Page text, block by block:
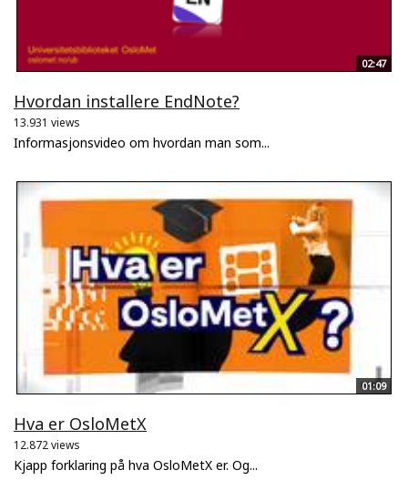
02:47
Hvordan installere EndNote?
13.931 views
Informasjonsvideo om hvordan man som...
01:09
Hva er OsloMetX
12.872 views
Kjapp forklaring på hva OsloMetX er. Og...